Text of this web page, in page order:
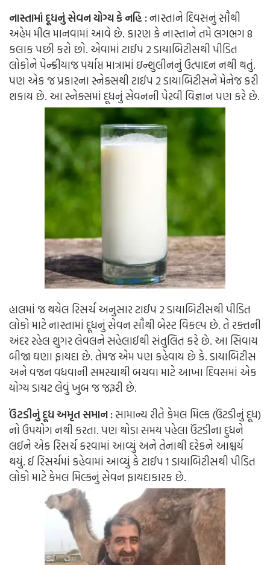
નાસ્તામાં દૂધનું સેવન યોગ્ય કે નહિ :નાસ્તાને દિવસનું સૌથી
અહેમ મીલ માનવામાં આવે છે. કારણ કે નાસ્તાને તમે લગભગ 8
કલાક પછી કરો છો. એવામાં ટાઈપ 2 ડાયાબિટીસથી પીડિત
લોકોને પેન્ક્રીયાજ પર્યાપ્ત માત્રામાં ઇન્શુલીનનું ઉત્પાદન નથી થતું.
પણ એક જ પ્રકારના સ્નેક્સથી ટાઈપ 2 ડાયાબિટીસને મેનેજ કરી
શકાય છે. આ સ્નેક્સમાં દૂધનું સેવનની પેરવી વિજ્ઞાન પણ કરે છે.
હાલમાં જ થયેલ રિસર્ચ અનુસાર ટાઈપ 2 ડાયાબિટીસથી પીડિત
લોકો માટે નાસ્તામાં દૂધનું સેવન સૌથી બેસ્ટ વિકલ્પ છે. તે રક્તની
અંદર રહેલ શુગર લેવલને સહેલાઈથી સંતુલિત કરે છે. આ સિવાય
બીજા ઘણા ફાયદા છે. તેમજ એમ પણ કહેવાય છે કે. ડાયાબિટીસ
અને વજન વધવાની સમસ્યાથી બચવા માટે આખા દિવસમાં એક
યોગ્ય ડાયટ લેવું ખુબ જ જરૂરી છે.
ઉંટડીનું દૂધ અમૃત સમાન :સામાન્ય રીતે કેમલ મિલ્ક (ઉંટડીનું દૂધ)
નો ઉપયોગ નથી કરતા. પણ થોડા સમય પહેલા ઉંટડીના દુધને
લઈને એક રિસર્ચ કરવામાં આવ્યું અને તેનાથી દરેકને આશ્ચર્ય
થયું. ઈ રિસર્ચમાં કહેવામાં આવ્યું કે ટાઈપ 1 ડાયાબિટીસથી પીડિત
લોકો માટે કેમલ મિલ્કનું સેવન ફાયદાકારક છે.